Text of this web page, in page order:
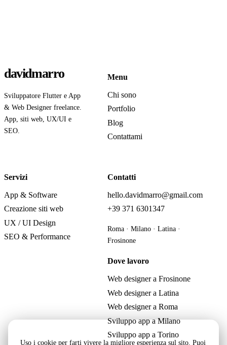
davidmarro
Sviluppatore Flutter e App
& Web Designer freelance.
App, siti web, UX/UI e
SEO.
Menu
Chi sono
Portfolio
Blog
Contattami
Servizi
App & Software
Creazione siti web
UX / UI Design
SEO & Performance
Contatti
hello.davidmarro@gmail.com
+39 371 6301347
Roma · Milano · Latina ·
Frosinone
Dove lavoro
Web designer a Frosinone
Web designer a Latina
Web designer a Roma
Sviluppo app a Milano
Sviluppo app a Torino
Uso i cookie per farti vivere la migliore esperienza sul sito. Puoi